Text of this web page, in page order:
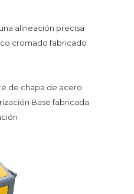
alineación precisa
cromado fabricado
de chapa de acero
·Base fabricada